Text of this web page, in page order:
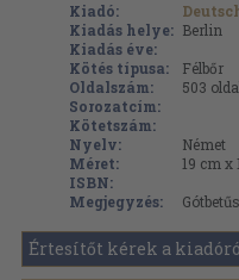
Kiadó:
Kiadás helye: Berlin
Kiadás éve:
Kötés típusa:
Félbőr
Oldalszám:
503
Sorozatcím:
Kötetszám:
Nyelv:
Német
Méret:
19 cm x
ISBN:
Megjegyzés:
Gótbetűs.
Értesítőt kérek a